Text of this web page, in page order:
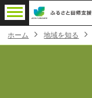
ホーム 地域を知る